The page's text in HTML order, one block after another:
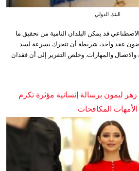
البنك الدولي
قد يمكن البلدان النامية من تحقيق ما
غضون عقد واحد، شريطة أن تتحرك بسرعة لسد
والمهارات. وخلص التقرير إلى أن فقدان
ليمون برسالة إنسانية مؤثرة تكرم
الأمهات المكافحات